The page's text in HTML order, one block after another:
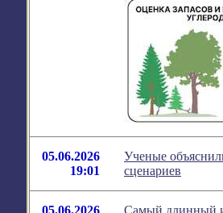
05.06.2026
19:01
Ученые
сценариев